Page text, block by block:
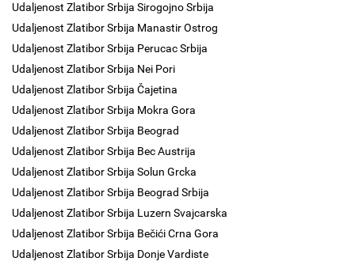
Udaljenost Zlatibor Srbija Sirogojno Srbija
Udaljenost Zlatibor Srbija Manastir Ostrog
Udaljenost Zlatibor Srbija Perucac Srbija
Udaljenost Zlatibor Srbija Nei Pori
Udaljenost Zlatibor Srbija Čajetina
Udaljenost Zlatibor Srbija Mokra Gora
Udaljenost Zlatibor Srbija Beograd
Udaljenost Zlatibor Srbija Bec Austrija
Udaljenost Zlatibor Srbija Solun Grcka
Udaljenost Zlatibor Srbija Beograd Srbija
Udaljenost Zlatibor Srbija Luzern Svajcarska
Udaljenost Zlatibor Srbija Bečići Crna Gora
Udaljenost Zlatibor Srbija Donje Vardiste